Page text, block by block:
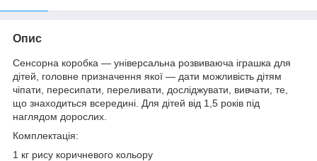
Опис
Сенсорна коробка — універсальна розвиваюча іграшка для
дітей, головне призначення якої — дати можливість дітям
чіпати, пересипати, переливати, досліджувати, вивчати, те,
що знаходиться всередині. Для дітей від 1,5 років під
наглядом дорослих.
Комплектація:
1 кг рису коричневого кольору